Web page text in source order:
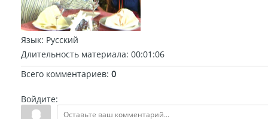
Язык: Русский
Длительность материала: 00:01:06
Всего комментариев: 0
Войдите: